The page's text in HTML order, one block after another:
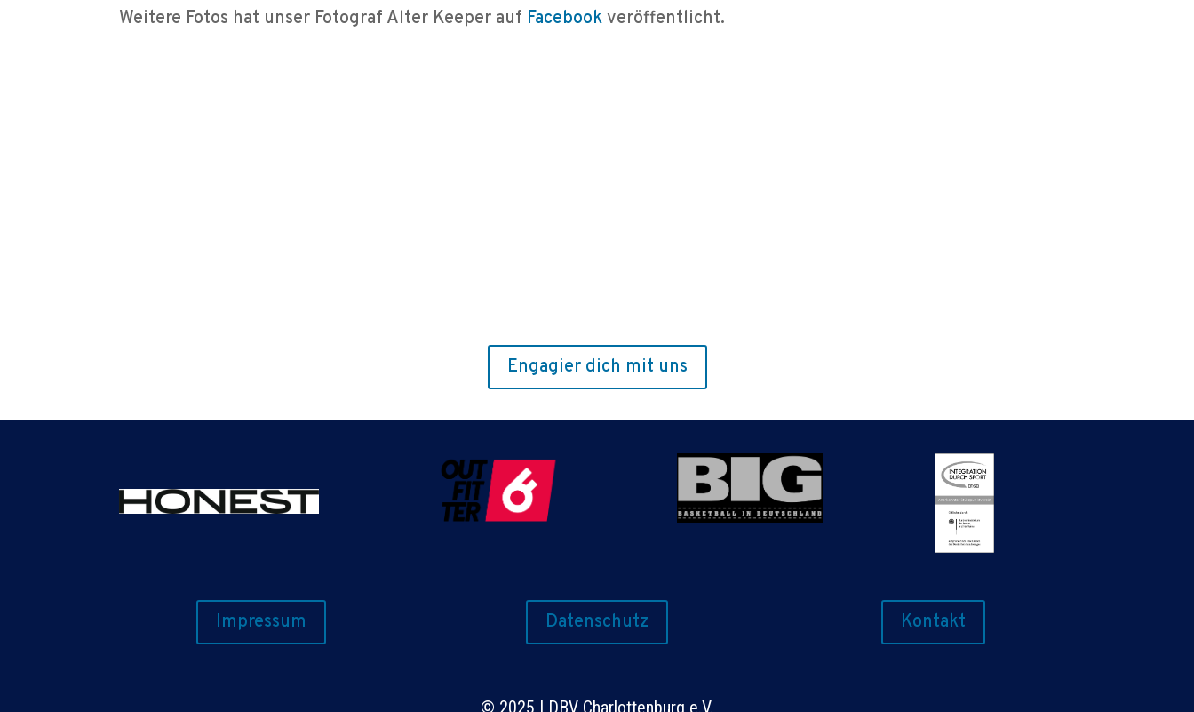
Weitere Fotos hat unser Fotograf Alter Keeper auf Facebookveröffentlicht.
Engagier dich mit uns
Impressum Datenschutz Kontakt
© 2025 | DBV Charlottenburg e.V.